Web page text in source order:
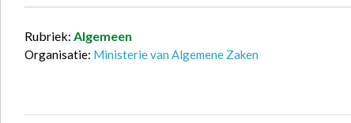
Rubriek: Algemeen
Organisatie: Ministerie van Algemene Zaken